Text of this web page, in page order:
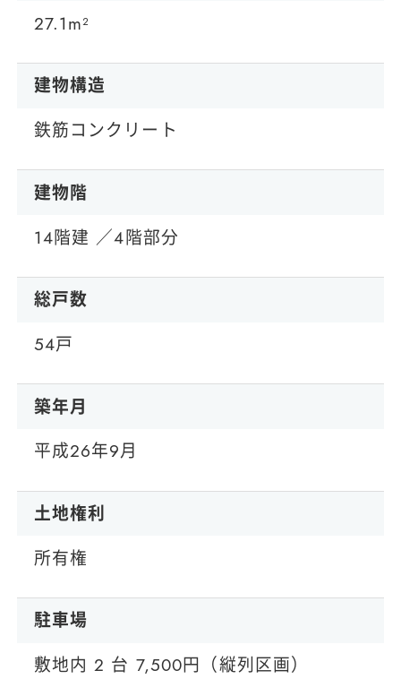
27.1m²
建物構造
鉄筋コンクリート
建物階
14階建 ／4階部分
総戸数
54戸
築年月
平成26年9月
土地権利
所有権
駐車場
敷地内 2 台 7,500円（縦列区画）